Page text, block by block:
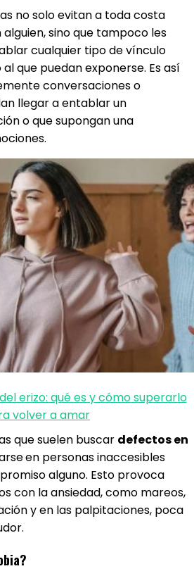
no solo evitan a toda costa
sino que tampoco les
cualquier tipo de vínculo
que puedan exponerse. Es así
conversaciones o
llegar a entablar un
o que supongan una
erizo: qué es y cómo superarlo
volver a amar
que suelen buscar defectos en
en personas inaccesibles
alguno. Esto provoca
con la ansiedad, como mareos,
y en las palpitaciones, poca